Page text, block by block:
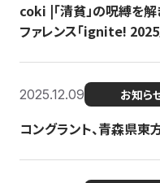
coki |「清貧」の呪縛を
ファレンス「ignite! 2025
2025.12.09 お知ら
コングラント、青森県